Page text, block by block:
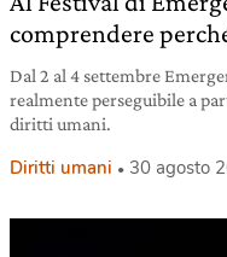
comprendere
Dal 2 al 4 settembre
realmente perseguibile a
diritti umani.
Diritti umani 30 agosto